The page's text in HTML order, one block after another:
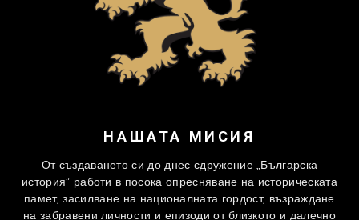
НАШАТА МИСИЯ
От създаването си до днес сдружение „Българска
история” работи в посока опресняване на историческата
памет, засилване на националната гордост, възраждане
на забравени личности и епизоди от близкото и далечно